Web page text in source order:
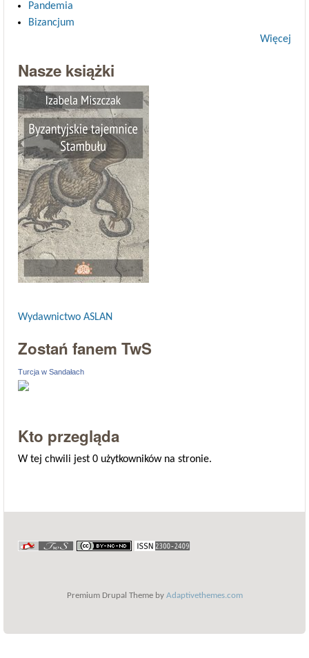
Pandemia
Bizancjum
Więcej
Nasze książki
Wydawnictwo ASLAN
Zostań fanem TwS
Turcja w Sandałach
Kto przegląda
W tej chwili jest 0 użytkowników na stronie.
Premium Drupal Theme by Adaptivethemes.com